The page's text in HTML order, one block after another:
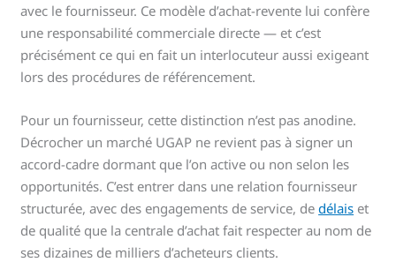
avec le fournisseur. Ce modèle d’achat-revente lui confère
une responsabilité commerciale directe — et c’est
précisément ce qui en fait un interlocuteur aussi exigeant
lors des procédures de référencement.
Pour un fournisseur, cette distinction n’est pas anodine.
Décrocher un marché UGAP ne revient pas à signer un
accord-cadre dormant que l’on active ou non selon les
opportunités. C’est entrer dans une relation fournisseur
structurée, avec des engagements de service, dedélais et
de qualité que la centrale d’achat fait respecter au nom de
ses dizaines de milliers d’acheteurs clients.